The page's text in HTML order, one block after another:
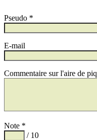
Pseudo *
E-mail
Commentaire sur l'aire de
Note *
/ 10